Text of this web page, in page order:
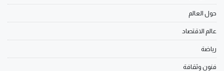
حول العالم
عالم الاقتصاد
رياضة
فنون وثقافة